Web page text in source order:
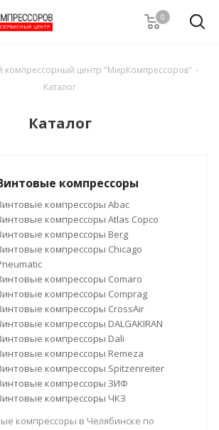
0
компрессорный центр "МирКомпрессоров" -
Каталог
Каталог
компрессоры
компрессоры Abac
компрессоры Atlas Copco
компрессоры Berg
компрессоры Chicago
компрессоры Comaro
компрессоры Comprag
компрессоры CrossAir
компрессоры DALGAKIRAN
компрессоры Dali
компрессоры Remeza
компрессоры Spitzenreiter
компрессоры ЗИФ
компрессоры ЧКЗ
компрессоры в Челябинске по